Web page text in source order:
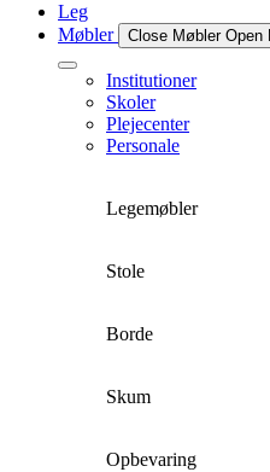
Leg
Møbler
Close Møbler Open
Institutioner
Skoler
Plejecenter
Personale
Legemøbler
Stole
Borde
Skum
Opbevaring